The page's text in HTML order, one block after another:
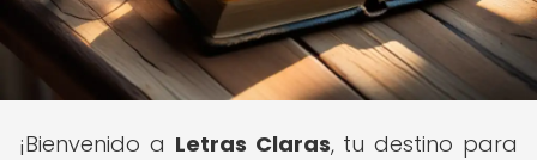
¡Bienvenido a Letras Claras, tu destino para